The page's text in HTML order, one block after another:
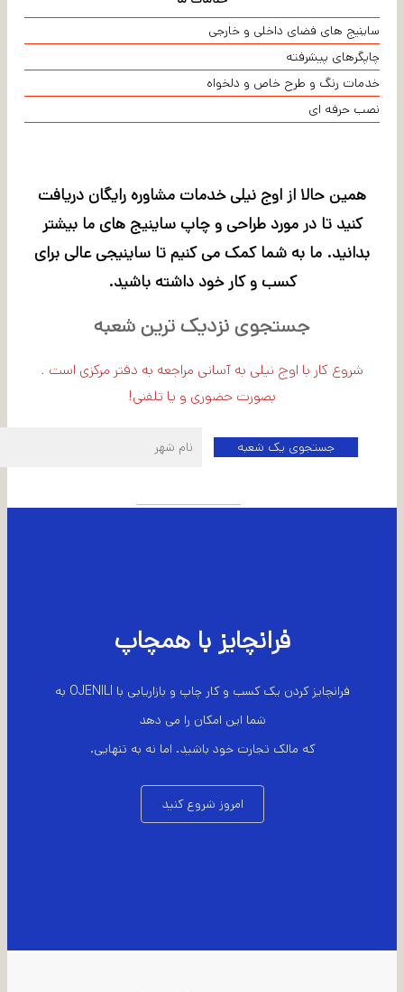
ساینیج های فضای داخلی و خارجی
چاپگرهای پیشرفته
خدمات رنگ و طرح خاص و دلخواه
نصب حرفه ای
همین حالا از اوج نیلی خدمات مشاوره رایگان دریافت
کنید تا در مورد طراحی و چاپ ساینیج های ما بیشتر
بدانید. ما به شما کمک می کنیم تا ساینیجی عالی برای
کسب و کار خود داشته باشید.
جستجوی نزدیک ترین شعبه
شروع کار با اوج نیلی به آسانی مراجعه به دفتر مرکزی است .
بصورت حضوری و یا تلفنی!
فرانچایز با همچاپ
فرانچایز کردن یک کسب و کار چاپ و بازاریابی با OJENILI به
شما این امکان را می دهد
که مالک تجارت خود باشید. اما نه به تنهایی.
امروز شروع کنید